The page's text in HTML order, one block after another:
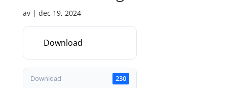
av | dec 19, 2024
Download
Download 230